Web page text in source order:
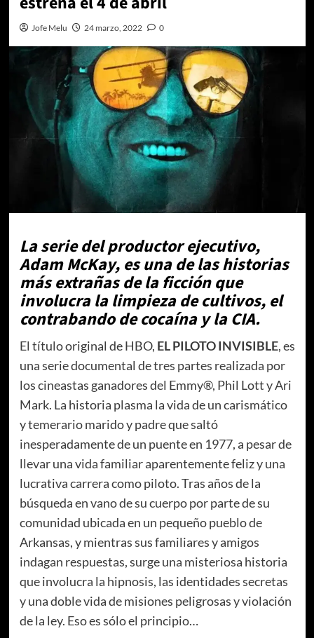
Jofe Melu 24 marzo, 2022 0
La serie del productor ejecutivo,
Adam McKay, es una de las historias
más extrañas de la ficción que
involucra la limpieza de cultivos, el
contrabando de cocaína y la CIA.
El título original de HBO, EL PILOTO INVISIBLE, es
una serie documental de tres partes realizada por
los cineastas ganadores del Emmy®, Phil Lott y Ari
Mark. La historia plasma la vida de un carismático
y temerario marido y padre que saltó
inesperadamente de un puente en 1977, a pesar de
llevar una vida familiar aparentemente feliz y una
lucrativa carrera como piloto. Tras años de la
búsqueda en vano de su cuerpo por parte de su
comunidad ubicada en un pequeño pueblo de
Arkansas, y mientras sus familiares y amigos
indagan respuestas, surge una misteriosa historia
que involucra la hipnosis, las identidades secretas
y una doble vida de misiones peligrosas y violación
de la ley. Eso es sólo el principio…